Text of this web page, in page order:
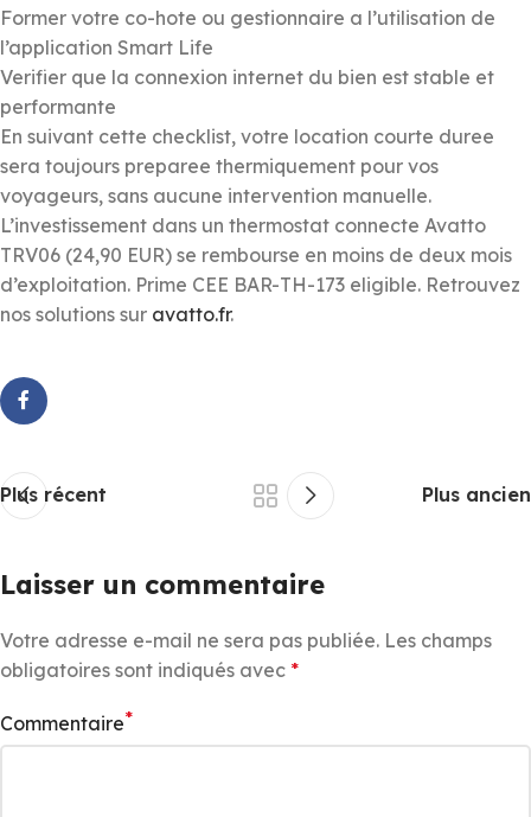
Former votre co-hote ou gestionnaire a l’utilisation de
l’application Smart Life
Verifier que la connexion internet du bien est stable et
performante
En suivant cette checklist, votre location courte duree
sera toujours preparee thermiquement pour vos
voyageurs, sans aucune intervention manuelle.
L’investissement dans un thermostat connecte Avatto
TRV06 (24,90 EUR) se rembourse en moins de deux mois
d’exploitation. Prime CEE BAR-TH-173 eligible. Retrouvez
nos solutions sur avatto.fr.
Plus récent Plus ancien
Laisser un commentaire
Votre adresse e-mail ne sera pas publiée. Les champs
obligatoires sont indiqués avec *
Commentaire*